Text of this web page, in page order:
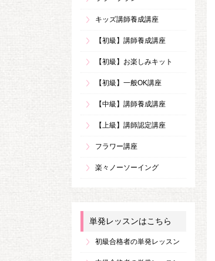
キッズ講師養成講座
【初級】講師養成講座
【初級】お楽しみキット
【初級】一般OK講座
【中級】講師養成講座
【上級】講師認定講座
フラワー講座
楽々ノーソーイング
単発レッスンはこちら
初級合格者の単発レッスン